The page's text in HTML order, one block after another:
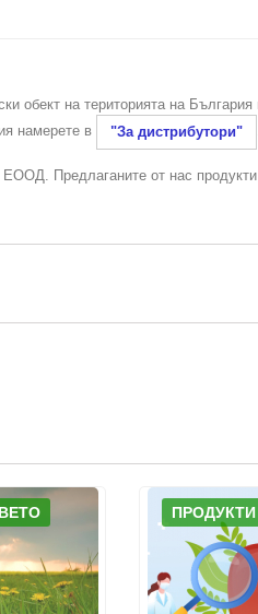
обект на територията на
намерете в
"За дистрибутори"
Предлаганите от нас